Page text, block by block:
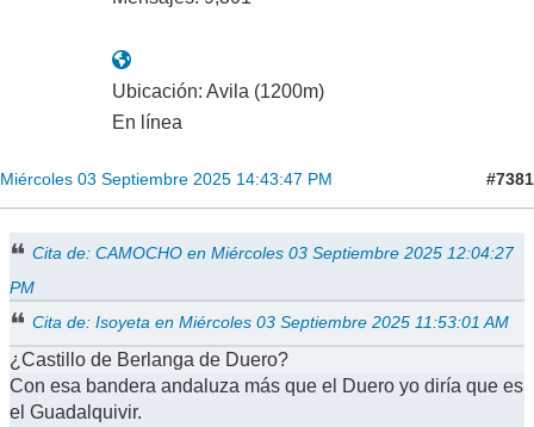
Ubicación: Avila (1200m)
En línea
Miércoles 03 Septiembre 2025 14:43:47 PM #7381
Cita de: CAMOCHO en Miércoles 03 Septiembre 2025 12:04:27
PM
Cita de: Isoyeta en Miércoles 03 Septiembre 2025 11:53:01 AM
¿Castillo de Berlanga de Duero?
Con esa bandera andaluza más que el Duero yo diría que es
el Guadalquivir.